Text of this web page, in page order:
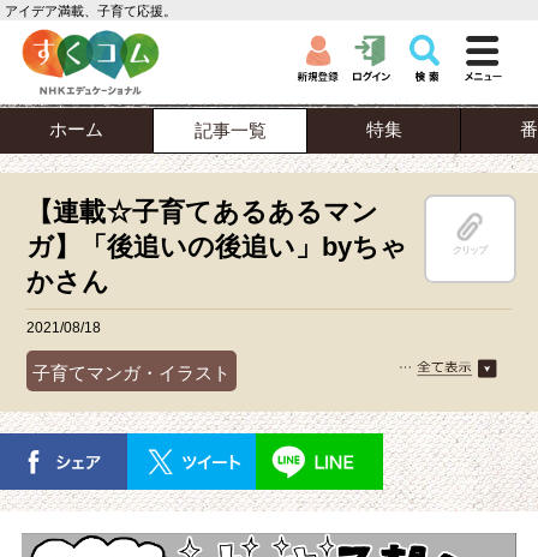
アイデア満載、子育て応援。
ホーム 記事一覧 特集
【連載☆子育てあるあるマン
ガ】「後追いの後追い」byちゃ
かさん
クリップ
2021/08/18
子育てマンガ・イラスト